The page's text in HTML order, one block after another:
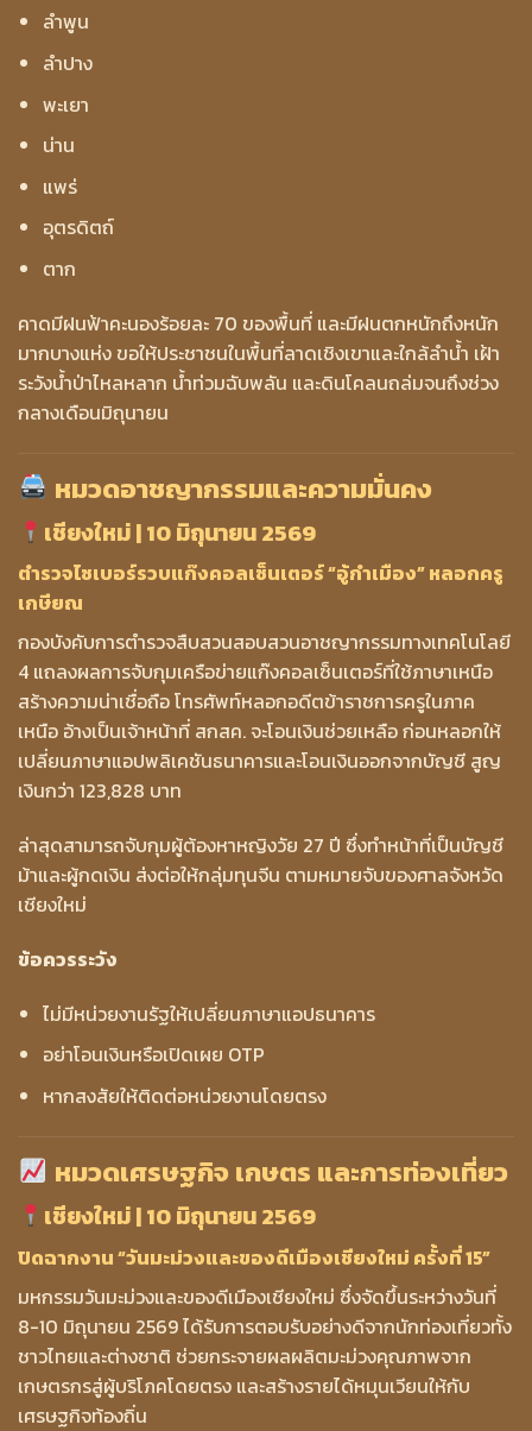
ลำพูน
ลำปาง
พะเยา
น่าน
แพร่
อุตรดิตถ์
ตาก
คาดมีฝนฟ้าคะนองร้อยละ 70 ของพื้นที่ และมีฝนตกหนักถึงหนัก
มากบางแห่ง ขอให้ประชาชนในพื้นที่ลาดเชิงเขาและใกล้ลำน้ำ เฝ้า
ระวังน้ำป่าไหลหลาก น้ำท่วมฉับพลัน และดินโคลนถล่มจนถึงช่วง
กลางเดือนมิถุนายน
หมวดอาชญากรรมและความมั่นคง
เชียงใหม่ | 10 มิถุนายน 2569
ตำรวจไซเบอร์รวบแก๊งคอลเซ็นเตอร์ “อู้กำเมือง” หลอกครู
เกษียณ
กองบังคับการตำรวจสืบสวนสอบสวนอาชญากรรมทางเทคโนโลยี
4 แถลงผลการจับกุมเครือข่ายแก๊งคอลเซ็นเตอร์ที่ใช้ภาษาเหนือ
สร้างความน่าเชื่อถือ โทรศัพท์หลอกอดีตข้าราชการครูในภาค
เหนือ อ้างเป็นเจ้าหน้าที่ สกสค. จะโอนเงินช่วยเหลือ ก่อนหลอกให้
เปลี่ยนภาษาแอปพลิเคชันธนาคารและโอนเงินออกจากบัญชี สูญ
เงินกว่า 123,828 บาท
ล่าสุดสามารถจับกุมผู้ต้องหาหญิงวัย 27 ปี ซึ่งทำหน้าที่เป็นบัญชี
ม้าและผู้กดเงิน ส่งต่อให้กลุ่มทุนจีน ตามหมายจับของศาลจังหวัด
เชียงใหม่
ข้อควรระวัง
ไม่มีหน่วยงานรัฐให้เปลี่ยนภาษาแอปธนาคาร
อย่าโอนเงินหรือเปิดเผย OTP
หากสงสัยให้ติดต่อหน่วยงานโดยตรง
หมวดเศรษฐกิจ เกษตร และการท่องเที่ยว
เชียงใหม่ | 10 มิถุนายน 2569
ปิดฉากงาน “วันมะม่วงและของดีเมืองเชียงใหม่ ครั้งที่ 15”
มหกรรมวันมะม่วงและของดีเมืองเชียงใหม่ ซึ่งจัดขึ้นระหว่างวันที่
8-10 มิถุนายน 2569 ได้รับการตอบรับอย่างดีจากนักท่องเที่ยวทั้ง
ชาวไทยและต่างชาติ ช่วยกระจายผลผลิตมะม่วงคุณภาพจาก
เกษตรกรสู่ผู้บริโภคโดยตรง และสร้างรายได้หมุนเวียนให้กับ
เศรษฐกิจท้องถิ่น